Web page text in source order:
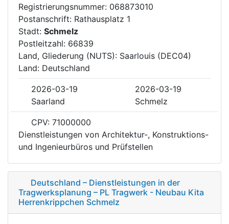
Registrierungsnummer: 068873010
Postanschrift: Rathausplatz 1
Stadt: Schmelz
Postleitzahl: 66839
Land, Gliederung (NUTS): Saarlouis (DEC04)
Land: Deutschland
2026-03-19
2026-03-19
Saarland
Schmelz
CPV: 71000000
Dienstleistungen von Architektur-, Konstruktions-
und Ingenieurbüros und Prüfstellen
Deutschland – Dienstleistungen in der
Tragwerksplanung – PL Tragwerk - Neubau Kita
Herrenkrippchen Schmelz